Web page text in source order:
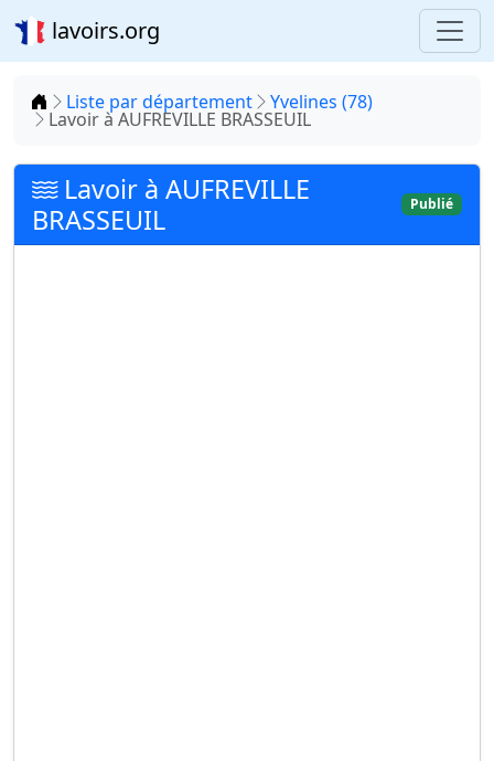
lavoirs.org
Accueil
Liste par département Yvelines (78)
Lavoir à AUFREVILLE BRASSEUIL
Lavoir à AUFREVILLE
BRASSEUIL
Publié